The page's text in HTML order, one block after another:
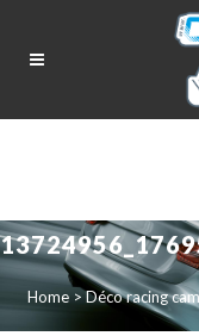
Home >Déco racing